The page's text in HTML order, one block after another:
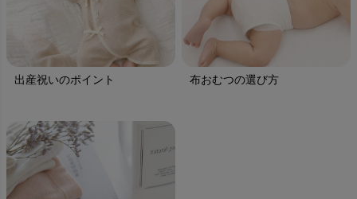
出産祝いのポイント 布おむつの選び方